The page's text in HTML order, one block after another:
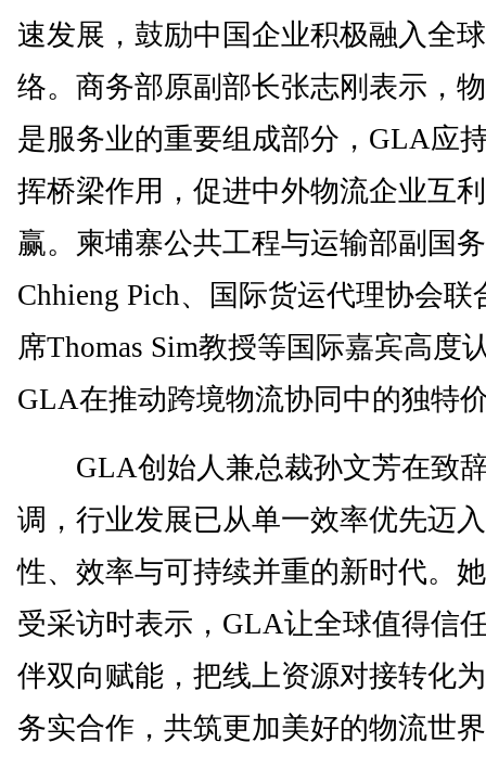
速发展，鼓励中国企业积极融入全
络。商务部原副部长张志刚表示，
是服务业的重要组成部分，GLA应
挥桥梁作用，促进中外物流企业互
赢。柬埔寨公共工程与运输部副国
Chhieng Pich、国际货运代理协会联
席Thomas Sim教授等国际嘉宾高度
GLA在推动跨境物流协同中的独特
GLA创始人兼总裁孙文芳在致
调，行业发展已从单一效率优先迈
性、效率与可持续并重的新时代。
受采访时表示，GLA让全球值得信
伴双向赋能，把线上资源对接转化
务实合作，共筑更加美好的物流世